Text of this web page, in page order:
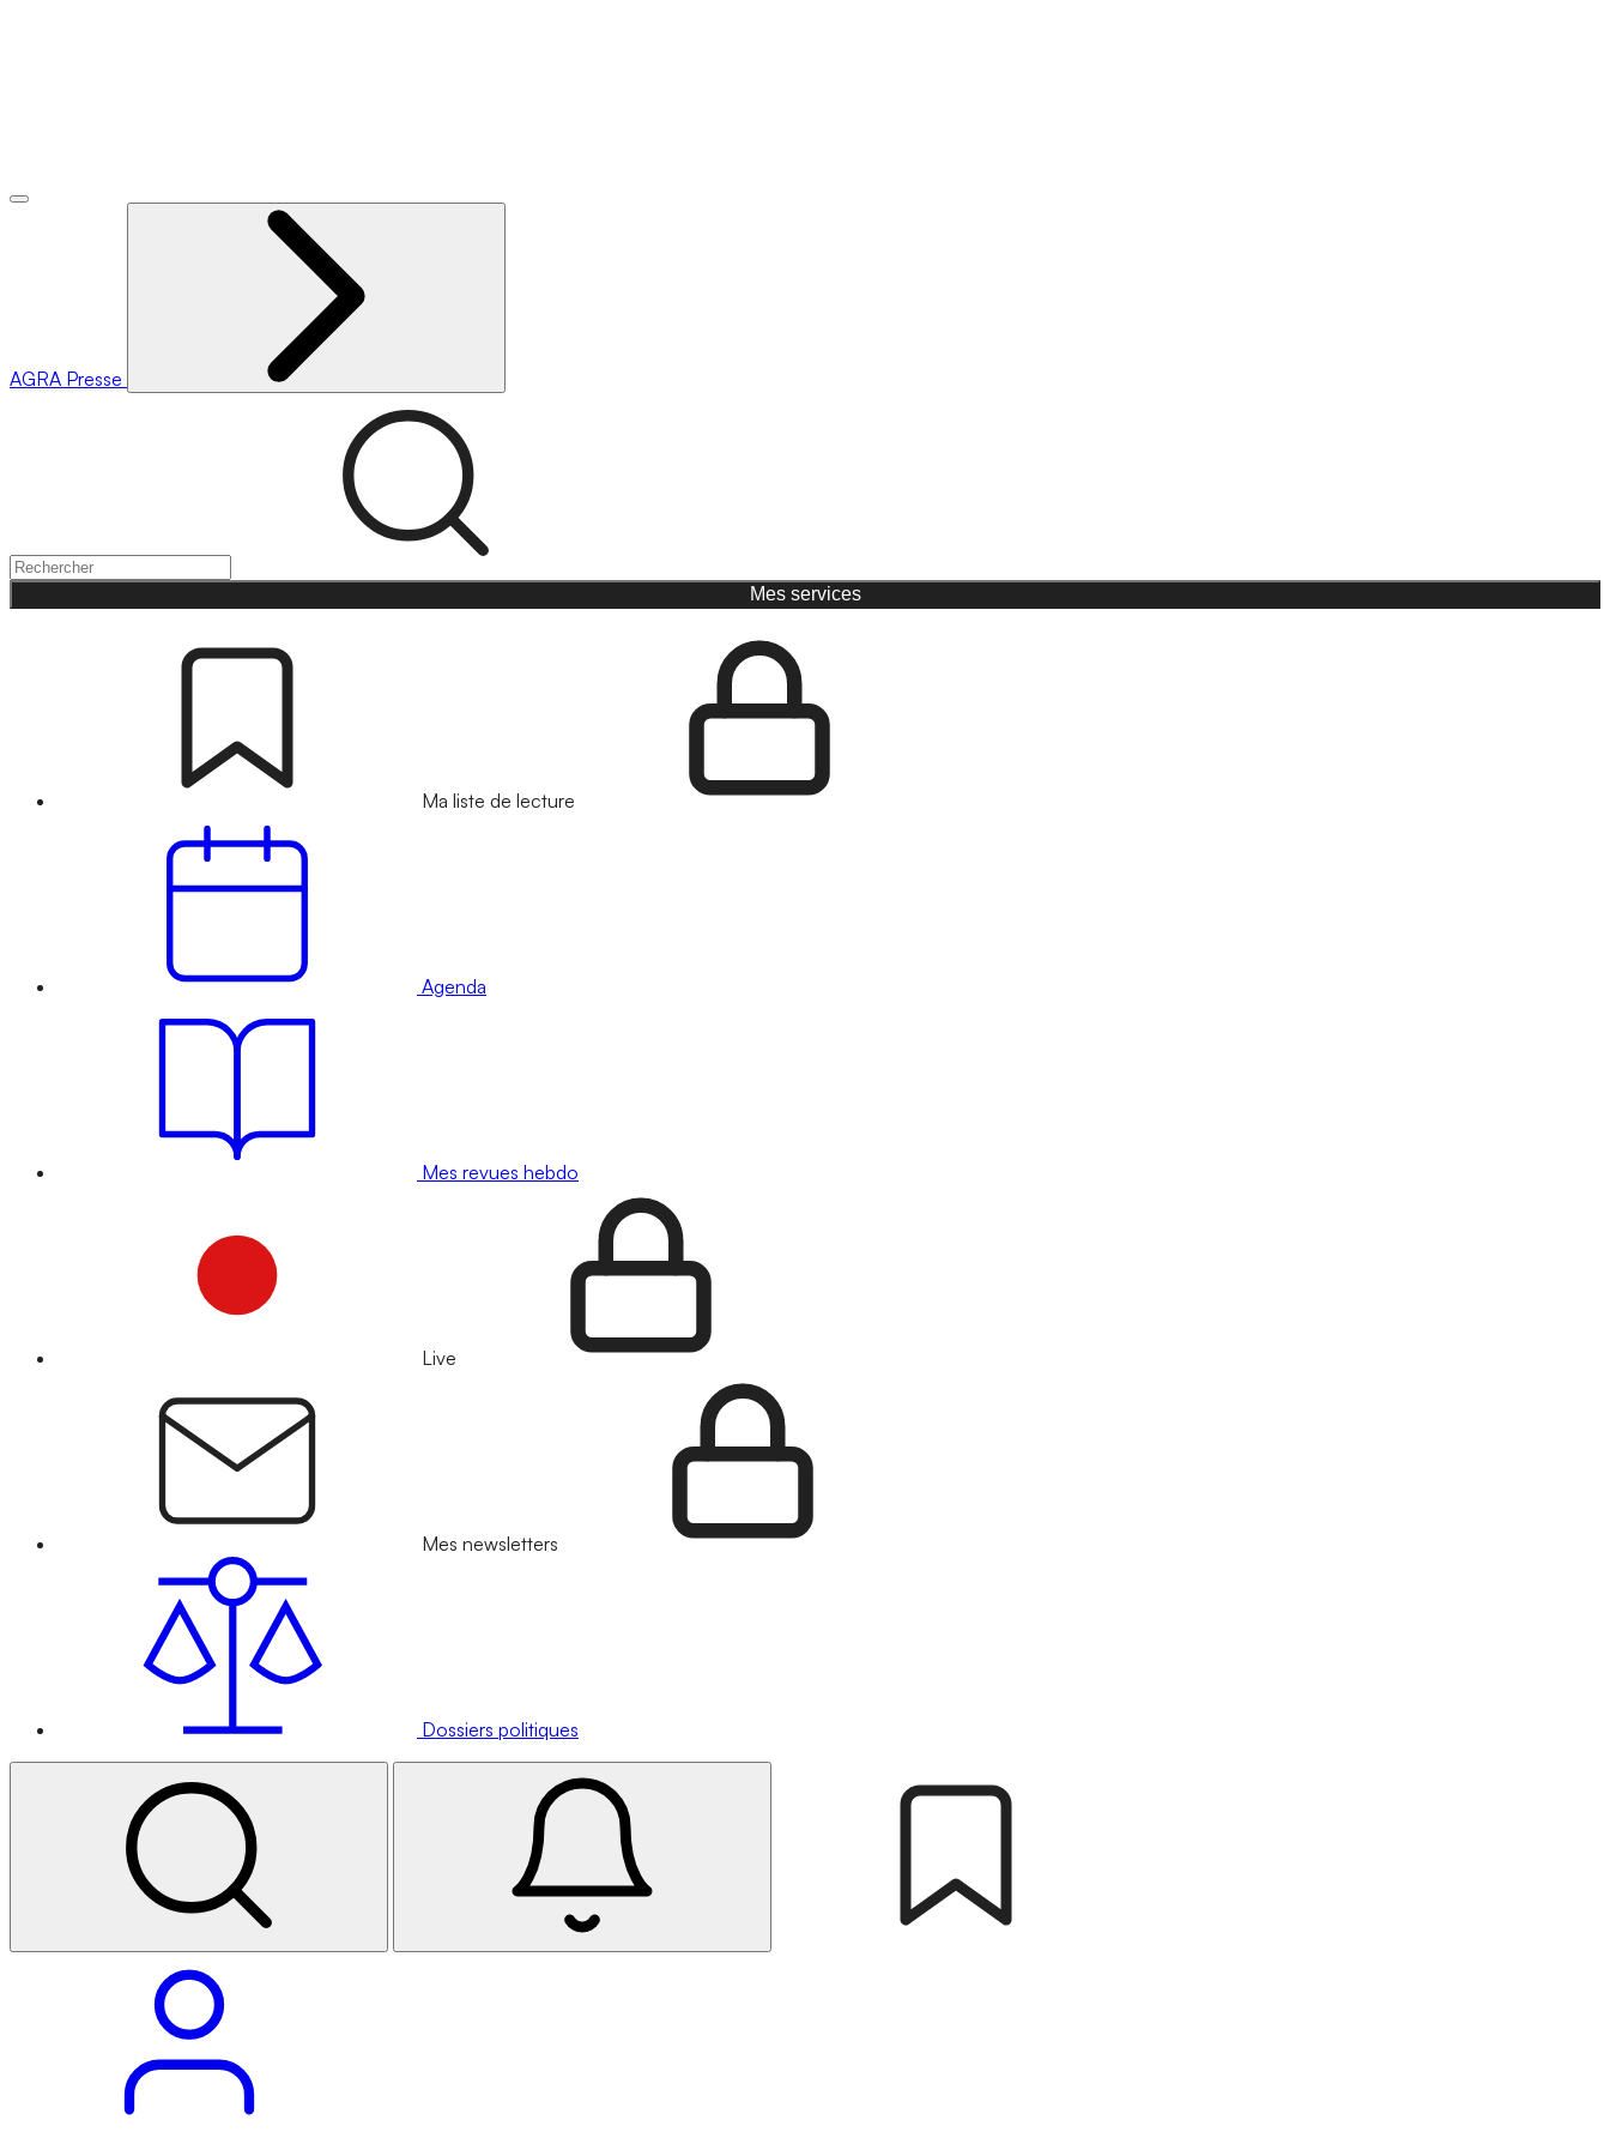
AGRA Presse
Mes services
Ma liste de lecture
Agenda
Mes revues hebdo
Live
Mes newsletters
Dossiers politiques